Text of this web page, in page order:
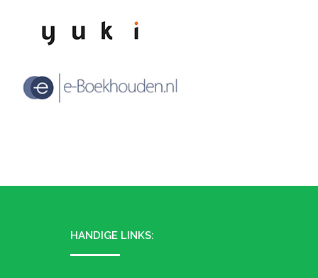
HANDIGE LINKS: